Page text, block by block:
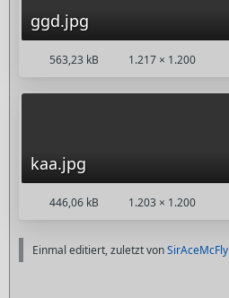
ggd.jpg
563,23 kB 1.217 × 1.200
kaa.jpg
446,06 kB 1.203 × 1.200
Einmal editiert, zuletzt vonSirAceMcFly